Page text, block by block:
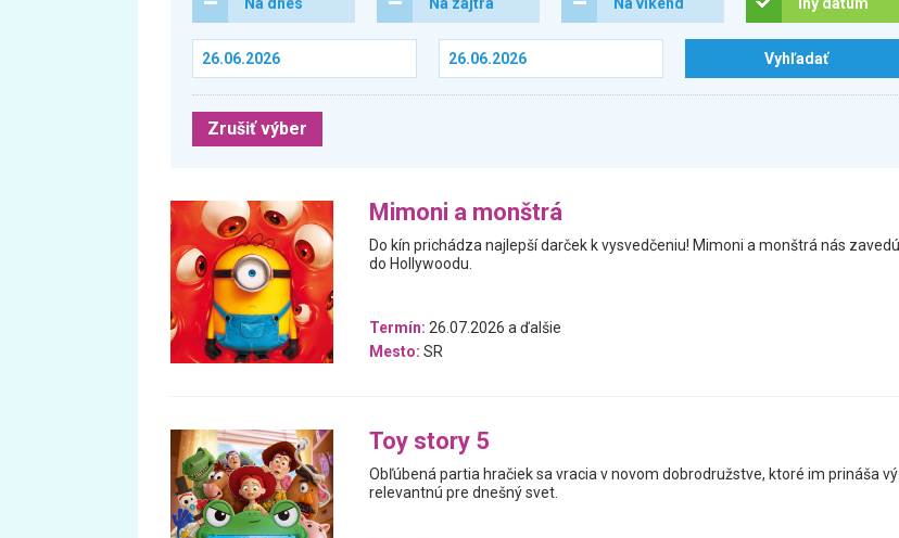
Zrušiť výber
Mimoni a monštrá
Do kín prichádza najlepší darček k vysvedčeniu! Mimoni a monštrá nás
do Hollywoodu.
Termín: 26.07.2026 a ďalšie
Mesto: SR
Toy story 5
Obľúbená partia hračiek sa vracia v novom dobrodružstve, ktoré im prináša
relevantnú pre dnešný svet.